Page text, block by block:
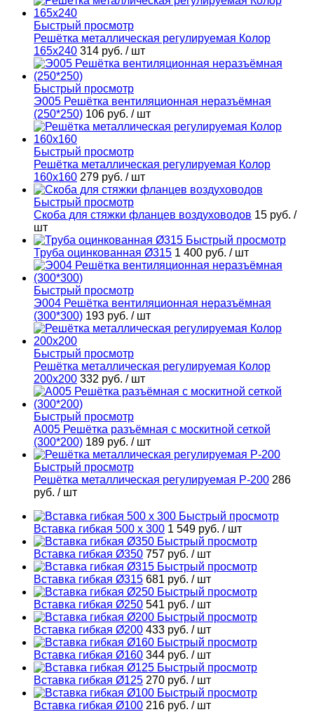
Быстрый просмотр
Решётка металлическая регулируемая Колор
165х240 314 руб. / шт
Быстрый просмотр
Э005 Решётка вентиляционная неразъёмная
(250*250) 106 руб. / шт
Быстрый просмотр
Решётка металлическая регулируемая Колор
160х160 279 руб. / шт
Быстрый просмотр
Скоба для стяжки фланцев воздуховодов 15 руб. /
шт
Быстрый просмотр
Труба оцинкованная Ø315 1 400 руб. / шт
Быстрый просмотр
Э004 Решётка вентиляционная неразъёмная
(300*300) 193 руб. / шт
Быстрый просмотр
Решётка металлическая регулируемая Колор
200х200 332 руб. / шт
Быстрый просмотр
А005 Решётка разъёмная с москитной сеткой
(300*200) 189 руб. / шт
Быстрый просмотр
Решётка металлическая регулируемая Р-200 286
руб. / шт
Быстрый просмотр
Вставка гибкая 500 x 300 1 549 руб. / шт
Быстрый просмотр
Вставка гибкая Ø350 757 руб. / шт
Быстрый просмотр
Вставка гибкая Ø315 681 руб. / шт
Быстрый просмотр
Вставка гибкая Ø250 541 руб. / шт
Быстрый просмотр
Вставка гибкая Ø200 433 руб. / шт
Быстрый просмотр
Вставка гибкая Ø160 344 руб. / шт
Быстрый просмотр
Вставка гибкая Ø125 270 руб. / шт
Быстрый просмотр
Вставка гибкая Ø100 216 руб. / шт